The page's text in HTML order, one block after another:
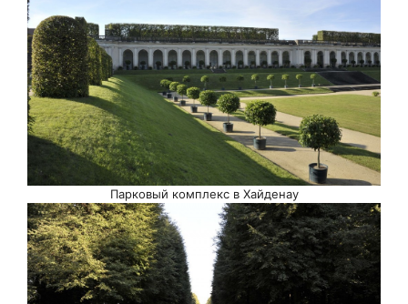
Парковый комплекс в Хайденау